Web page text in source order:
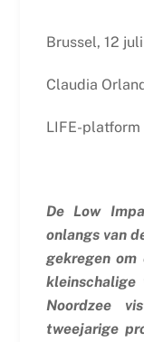
Brussel, 12
Claudia
LIFE-platform
De Low
onlangs van
gekregen
Noordzee
tweejarige